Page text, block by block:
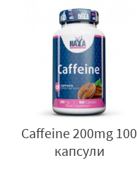
Caffeine 200mg 100
капсули